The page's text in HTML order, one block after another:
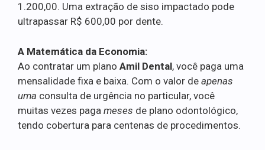
1.200,00. Uma extração de siso impactado pode
ultrapassar R$ 600,00 por dente.
A Matemática da Economia:
Ao contratar um plano Amil Dental, você paga uma
mensalidade fixa e baixa. Com o valor de apenas
uma consulta de urgência no particular, você
muitas vezes paga meses de plano odontológico,
tendo cobertura para centenas de procedimentos.